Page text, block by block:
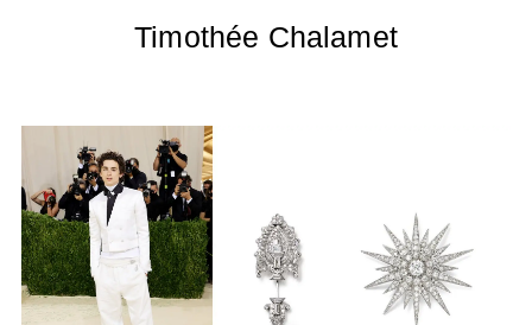
Timothée Chalamet